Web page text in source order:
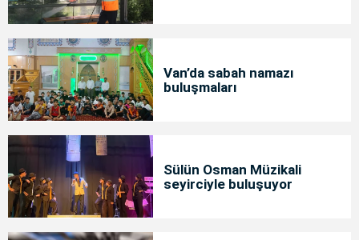
Van’da sabah namazı
buluşmaları
Sülün Osman Müzikali
seyirciyle buluşuyor